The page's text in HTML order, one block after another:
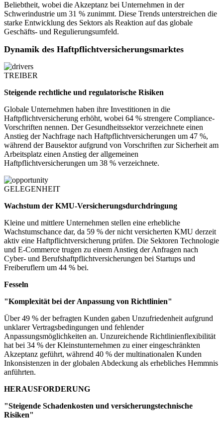
Beliebtheit, wobei die Akzeptanz bei Unternehmen in der
Schwerindustrie um 31 % zunimmt. Diese Trends unterstreichen die
starke Entwicklung des Sektors als Reaktion auf das globale
Geschäfts- und Regulierungsumfeld.
Dynamik des Haftpflichtversicherungsmarktes
TREIBER
Steigende rechtliche und regulatorische Risiken
Globale Unternehmen haben ihre Investitionen in die
Haftpflichtversicherung erhöht, wobei 64 % strengere Compliance-
Vorschriften nennen. Der Gesundheitssektor verzeichnete einen
Anstieg der Nachfrage nach Haftpflichtversicherungen um 47 %,
während der Bausektor aufgrund von Vorschriften zur Sicherheit am
Arbeitsplatz einen Anstieg der allgemeinen
Haftpflichtversicherungen um 38 % verzeichnete.
GELEGENHEIT
Wachstum der KMU-Versicherungsdurchdringung
Kleine und mittlere Unternehmen stellen eine erhebliche
Wachstumschance dar, da 59 % der nicht versicherten KMU derzeit
aktiv eine Haftpflichtversicherung prüfen. Die Sektoren Technologie
und E-Commerce trugen zu einem Anstieg der Anfragen nach
Cyber- und Berufshaftpflichtversicherungen bei Startups und
Freiberuflern um 44 % bei.
Fesseln
"Komplexität bei der Anpassung von Richtlinien"
Über 49 % der befragten Kunden gaben Unzufriedenheit aufgrund
unklarer Vertragsbedingungen und fehlender
Anpassungsmöglichkeiten an. Unzureichende Richtlinienflexibilität
hat bei 34 % der Kleinstunternehmen zu einer eingeschränkten
Akzeptanz geführt, während 40 % der multinationalen Kunden
Inkonsistenzen in der globalen Abdeckung als erhebliches Hemmnis
anführten.
HERAUSFORDERUNG
"Steigende Schadenkosten und versicherungstechnische
Risiken"